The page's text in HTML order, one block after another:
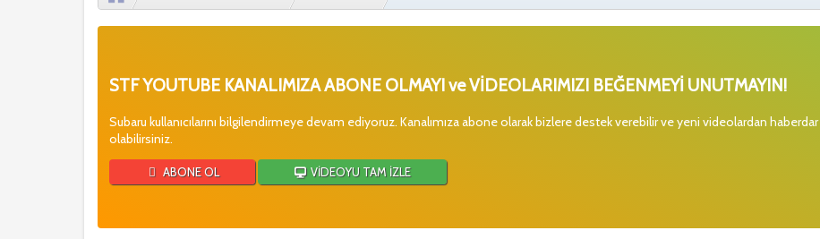
STF YOUTUBE KANALIMIZA ABONE OLMAYI ve VİDEOLARIMIZI BEĞENMEYİ UNUTMAYIN!
Subaru kullanıcılarını bilgilendirmeye devam ediyoruz. Kanalımıza abone olarak bizlere destek verebilir ve yeni videolardan haberdar
olabilirsiniz.
ABONE OL VİDEOYU TAM İZLE